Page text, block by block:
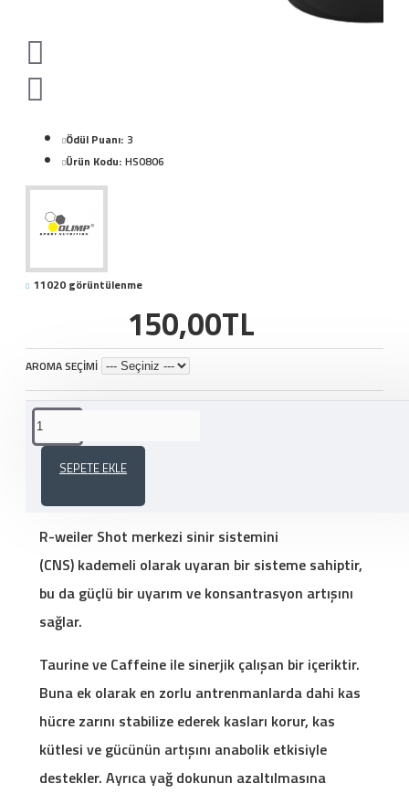
Ödül Puanı: 3
Ürün Kodu: HS0806
11020 görüntülenme
150,00TL
AROMA SEÇİMİ
SEPETE EKLE
OLİMP R-WEİLER SHOT(60 ML) - 1 AMPUL
R-weiler Shot merkezi sinir sistemini
(CNS) kademeli olarak uyaran bir sisteme sahiptir,
bu da güçlü bir uyarım ve konsantrasyon artışını
sağlar.
Taurine ve Caffeine ile sinerjik çalışan bir içeriktir.
Buna ek olarak en zorlu antrenmanlarda dahi kas
hücre zarını stabilize ederek kasları korur, kas
kütlesi ve gücünün artışını anabolik etkisiyle
destekler. Ayrıca yağ dokunun azaltılmasına